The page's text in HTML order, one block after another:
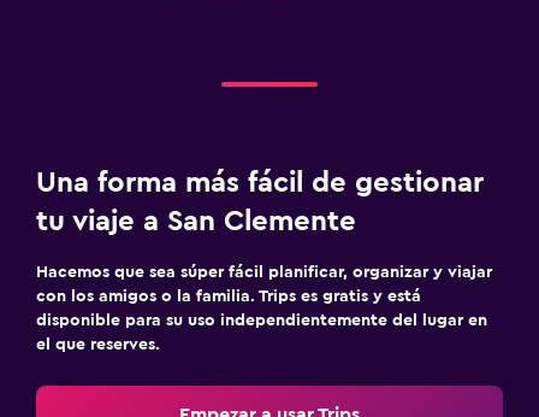
Servicios de lavandería/tintorería
Plancha para pantalones
Plancha y tabla de planchar
Habitación
Una forma más fácil de gestionar
tu viaje a San Clemente
Hacemos que sea súper fácil planificar, organizar y viajar
con los amigos o la familia. Trips es gratis y está
disponible para su uso independientemente del lugar en
el que reserves.